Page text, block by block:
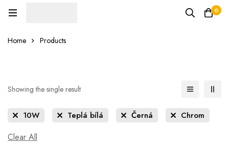
0
Home Products
Showing the single result
10W Teplá bílá Černá Chrom
Clear All